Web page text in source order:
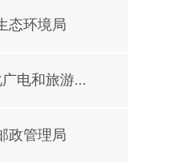
态环境局
电和旅游...
政管理局